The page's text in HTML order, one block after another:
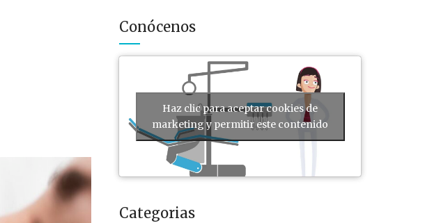
Conócenos
Haz clic para aceptar cookies de
marketing y permitir este contenido
Categorias